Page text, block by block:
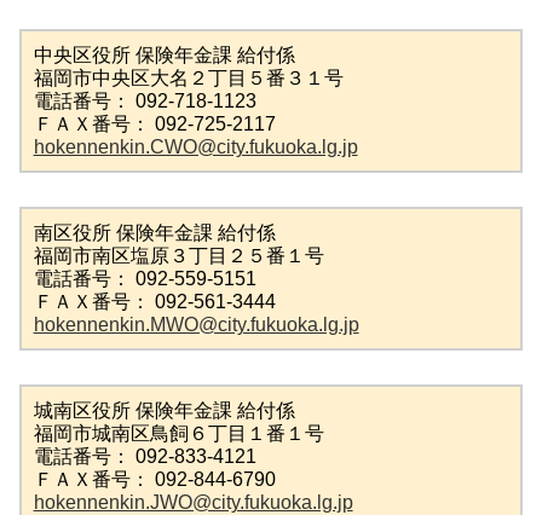
中央区役所 保険年金課 給付係
福岡市中央区大名２丁目５番３１号
電話番号： 092-718-1123
ＦＡＸ番号： 092-725-2117
hokennenkin.CWO@city.fukuoka.lg.jp
南区役所 保険年金課 給付係
福岡市南区塩原３丁目２５番１号
電話番号： 092-559-5151
ＦＡＸ番号： 092-561-3444
hokennenkin.MWO@city.fukuoka.lg.jp
城南区役所 保険年金課 給付係
福岡市城南区鳥飼６丁目１番１号
電話番号： 092-833-4121
ＦＡＸ番号： 092-844-6790
hokennenkin.JWO@city.fukuoka.lg.jp